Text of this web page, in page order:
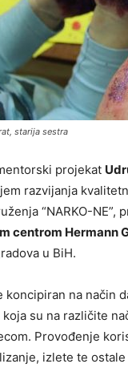
starija sestra
projekat
razvijanja
“NARKO-NE”,
centrom Hermann
u BiH.
koncipiran na način
koja su na različite
Provođenje
izlete te